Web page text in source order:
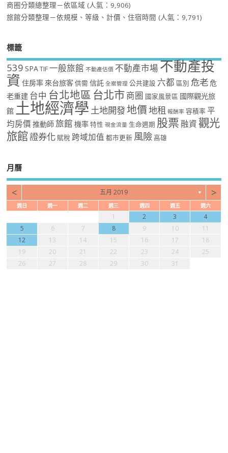
商圈分類總整理－依區域 (人氣：9,906)
旅館分類整理－依規模、等級、計價、住宿時間 (人氣：9,791)
標籤
539 SPA TIF 一般旅館 不動產估價 不動產市場不動產投
資 住房率 來台旅客 供需 信託 全案管理 公共建設 六都 區別 危老危
老重建 台中 台北地區 台北市商圈 國家風景區 國際觀光旅
館 土地經濟學 土地開發地價地租 報酬率 容積率 平
均房價 推動師旅館 機率 特性 現金流量 生命週期 股票 融資 觀光
旅館證券化 賦稅 跨域加值 都市更新 風險 高雄
月曆
< 五月 2019 ▼ >
週日 週一 週二 週三 週四 週五 週六
1 2 3
4
5
6 7 8 9 10
11
12
13 14 15 16 17
18
19
20 21 22 23 24
25
26
27 28 29 30 31